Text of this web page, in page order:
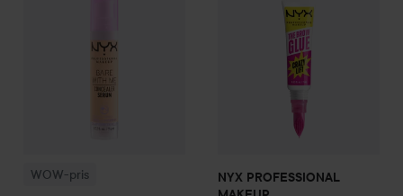
WOW-pris
NYX PROFESSIONAL